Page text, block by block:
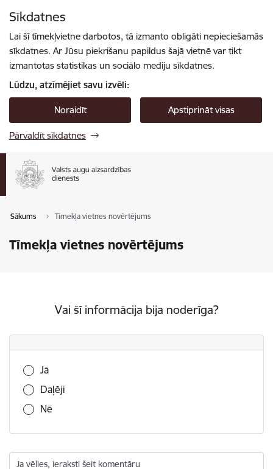
Sīkdatnes
Lai šī tīmekļvietne darbotos, tā izmanto obligāti nepieciešamās
sīkdatnes. Ar Jūsu piekrišanu papildus šajā vietnē var tikt
izmantotas statistikas un sociālo mediju sīkdatnes.
Lūdzu, atzīmējiet savu izvēli:
Noraidīt Apstiprināt visas
Pārvaldīt sīkdatnes
Sākums Tīmekļa vietnes novērtējums
Tīmekļa vietnes novērtējums
Vai šī informācija bija noderīga?
Vai šī informācija bija noderīga?
Jā
Daļēji
Nē
Ja vēlies, ieraksti šeit komentāru